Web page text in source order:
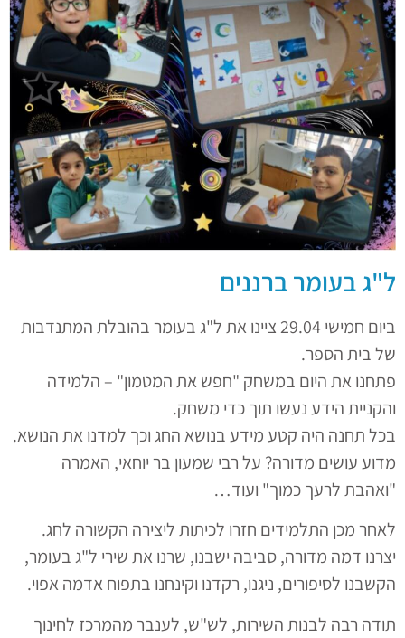
ל"ג בעומר ברננים
ביום חמישי 29.04 ציינו את ל"ג בעומר בהובלת המתנדבות
של בית הספר.
פתחנו את היום במשחק "חפש את המטמון" – הלמידה
והקניית הידע נעשו תוך כדי משחק.
בכל תחנה היה קטע מידע בנושא החג וכך למדנו את הנושא.
מדוע עושים מדורה? על רבי שמעון בר יוחאי, האמרה
"ואהבת לרעך כמוך" ועוד…
לאחר מכן התלמידים חזרו לכיתות ליצירה הקשורה לחג.
יצרנו דמה מדורה, סביבה ישבנו, שרנו את שירי ל"ג בעומר,
הקשבנו לסיפורים, ניגנו, רקדנו וקינחנו בתפוח אדמה אפוי.
תודה רבה לבנות השירות, לש"ש, לענבר מהמרכז לחינוך